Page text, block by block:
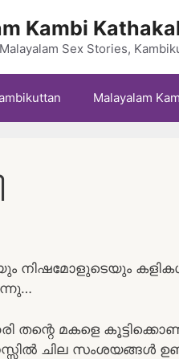
Kambi
Sex Stories,
Malayalam
നിഷമോളുടെയും
തന്റെ മകളെ
ചില സംശയങ്ങൾ